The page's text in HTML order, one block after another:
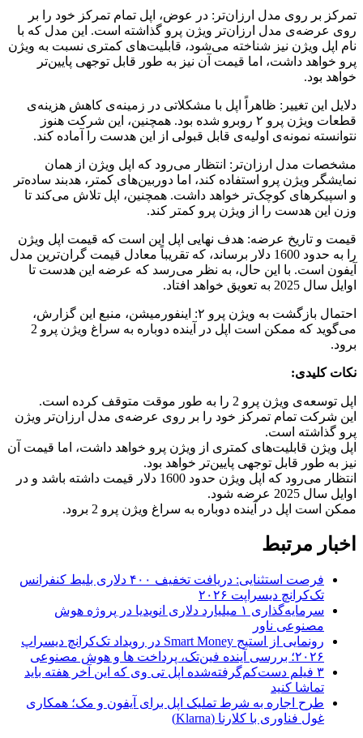
تمرکز بر روی مدل ارزان‌تر: در عوض، اپل تمام تمرکز خود را بر
روی عرضه‌ی مدل ارزان‌تر ویژن پرو گذاشته است. این مدل که با
نام اپل ویژن نیز شناخته می‌شود، قابلیت‌های کمتری نسبت به ویژن
پرو خواهد داشت، اما قیمت آن نیز به طور قابل توجهی پایین‌تر
خواهد بود.
دلایل این تغییر: ظاهراً اپل با مشکلاتی در زمینه‌ی کاهش هزینه‌ی
قطعات ویژن پرو ۲ روبرو شده بود. همچنین، این شرکت هنوز
نتوانسته نمونه‌ی اولیه‌ی قابل قبولی از این هدست را آماده کند.
مشخصات مدل ارزان‌تر: انتظار می‌رود که اپل ویژن از همان
نمایشگر ویژن پرو استفاده کند، اما دوربین‌های کمتر، هدبند ساده‌تر
و اسپیکرهای کوچک‌تر خواهد داشت. همچنین، اپل تلاش می‌کند تا
وزن این هدست را از ویژن پرو کمتر کند.
قیمت و تاریخ عرضه: هدف نهایی اپل این است که قیمت اپل ویژن
را به حدود 1600 دلار برساند، که تقریباً معادل قیمت گران‌ترین مدل
آیفون است. با این حال، به نظر می‌رسد که عرضه این هدست تا
اوایل سال 2025 به تعویق خواهد افتاد.
احتمال بازگشت به ویژن پرو ۲: اینفورمیشن، منبع این گزارش،
می‌گوید که ممکن است اپل در آینده دوباره به سراغ ویژن پرو 2
برود.
نکات کلیدی:
اپل توسعه‌ی ویژن پرو 2 را به طور موقت متوقف کرده است.
این شرکت تمام تمرکز خود را بر روی عرضه‌ی مدل ارزان‌تر ویژن
پرو گذاشته است.
اپل ویژن قابلیت‌های کمتری از ویژن پرو خواهد داشت، اما قیمت آن
نیز به طور قابل توجهی پایین‌تر خواهد بود.
انتظار می‌رود که اپل ویژن حدود 1600 دلار قیمت داشته باشد و در
اوایل سال 2025 عرضه شود.
ممکن است اپل در آینده دوباره به سراغ ویژن پرو 2 برود.
اخبار مرتبط
فرصت استثنایی: دریافت تخفیف ۴۰۰ دلاری بلیط کنفرانس
تک‌کرانچ دیسراپت ۲۰۲۶
سرمایه‌گذاری ۱ میلیارد دلاری انویدیا در پروژه هوش
مصنوعی ناور
رونمایی از استیج Smart Money در رویداد تک‌کرانچ دیسراپ
۲۰۲۶؛ بررسی آینده فین‌تک، پرداخت‌ ها و هوش مصنوعی
۳ فیلم دست‌کم‌گرفته‌شده اپل تی وی که این آخر هفته باید
تماشا کنید
طرح اجاره به شرط تملیک اپل برای آیفون و مک؛ همکاری
غول فناوری با کلارنا (Klarna)